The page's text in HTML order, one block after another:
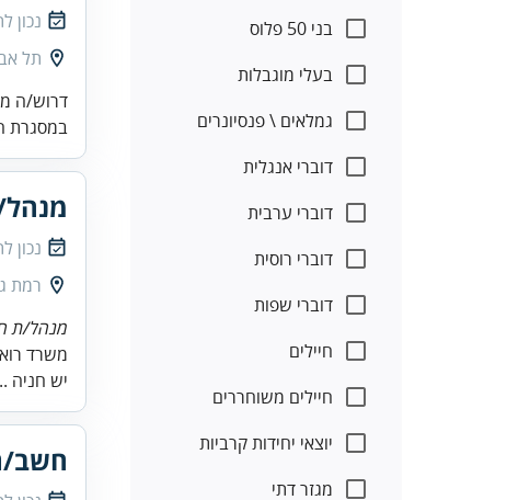
בני 50 פלוס
בעלי מוגבלות
גמלאים \ פנסיונרים
דוברי אנגלית
דוברי ערבית
דוברי רוסית
דוברי שפות
חיילים
חיילים משוחררים
יוצאי יחידות קרביות
מגזר דתי
נכון
תל
דרוש/ה
במסגרת
נכון
רמת
מנהל/ת
משרד
יש חניה
חשב/